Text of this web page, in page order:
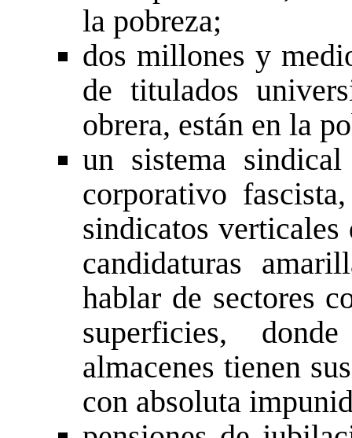
la pobreza;
dos millones y
de titulados
obrera, están en la
un sistema
corporativo
sindicatos verticales
candidaturas
hablar de sectores
superficies,
almacenes tienen
con absoluta